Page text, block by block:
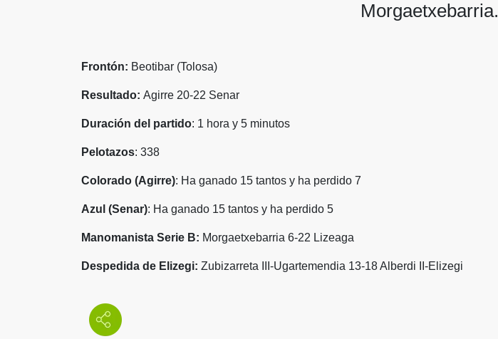
Morgaetxebarria.
Frontón: Beotibar (Tolosa)
Resultado: Agirre 20-22 Senar
Duración del partido: 1 hora y 5 minutos
Pelotazos: 338
Colorado (Agirre): Ha ganado 15 tantos y ha perdido 7
Azul (Senar): Ha ganado 15 tantos y ha perdido 5
Manomanista Serie B: Morgaetxebarria 6-22 Lizeaga
Despedida de Elizegi: Zubizarreta III-Ugartemendia 13-18 Alberdi II-Elizegi